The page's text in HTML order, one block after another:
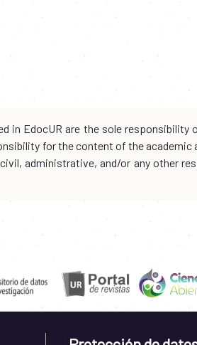
in EdocUR are the sole
for the content of the
administrative, and/or any other